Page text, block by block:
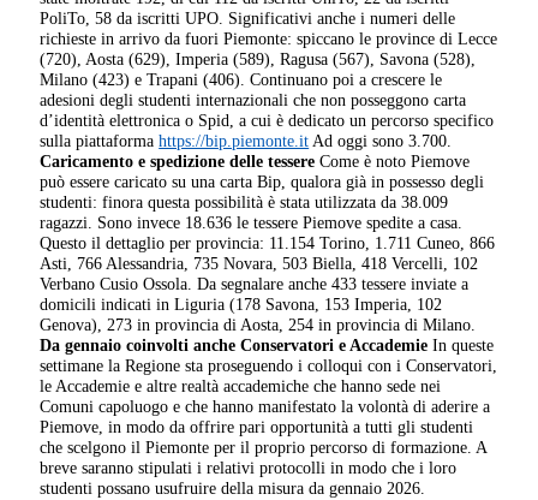
PoliTo, 58 da iscritti UPO. Significativi anche i numeri delle
richieste in arrivo da fuori Piemonte: spiccano le province di Lecce
(720), Aosta (629), Imperia (589), Ragusa (567), Savona (528),
Milano (423) e Trapani (406). Continuano poi a crescere le
adesioni degli studenti internazionali che non posseggono carta
d’identità elettronica o Spid, a cui è dedicato un percorso specifico
sulla piattaformahttps://bip.piemonte.itAd oggi sono 3.700.
Caricamento e spedizione delle tessere Come è noto Piemove
può essere caricato su una carta Bip, qualora già in possesso degli
studenti: finora questa possibilità è stata utilizzata da 38.009
ragazzi. Sono invece 18.636 le tessere Piemove spedite a casa.
Questo il dettaglio per provincia: 11.154 Torino, 1.711 Cuneo, 866
Asti, 766 Alessandria, 735 Novara, 503 Biella, 418 Vercelli, 102
Verbano Cusio Ossola. Da segnalare anche 433 tessere inviate a
domicili indicati in Liguria (178 Savona, 153 Imperia, 102
Genova), 273 in provincia di Aosta, 254 in provincia di Milano.
Da gennaio coinvolti anche Conservatori e Accademie In queste
settimane la Regione sta proseguendo i colloqui con i Conservatori,
le Accademie e altre realtà accademiche che hanno sede nei
Comuni capoluogo e che hanno manifestato la volontà di aderire a
Piemove, in modo da offrire pari opportunità a tutti gli studenti
che scelgono il Piemonte per il proprio percorso di formazione. A
breve saranno stipulati i relativi protocolli in modo che i loro
studenti possano usufruire della misura da gennaio 2026.